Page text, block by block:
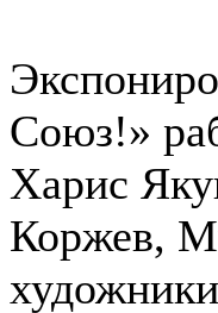
Союз!»
Харис
Коржев,